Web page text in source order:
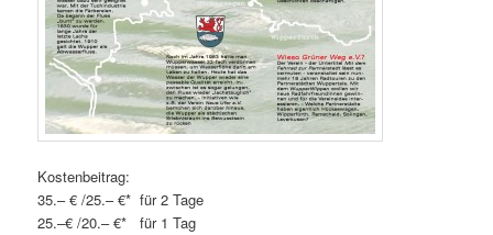
Kostenbeitrag:
35.– € /25.– €* für 2 Tage
25.–€ /20.– €* für 1 Tag